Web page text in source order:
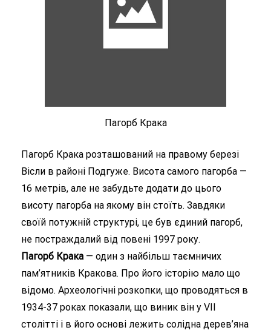
Пагорб Крака
Пагорб Крака розташований на правому березі
Вісли в районі Подгуже. Висота самого пагорба —
16 метрів, але не забудьте додати до цього
висоту пагорба на якому він стоїть. Завдяки
своїй потужній структурі, це був єдиний пагорб,
не постраждалий від повені 1997 року.
Пагорб Крака — один з найбільш таємничих
пам’ятників Кракова. Про його історію мало що
відомо. Археологічні розкопки, що проводяться в
1934-37 роках показали, що виник він у VII
столітті і в його основі лежить солідна дерев’яна